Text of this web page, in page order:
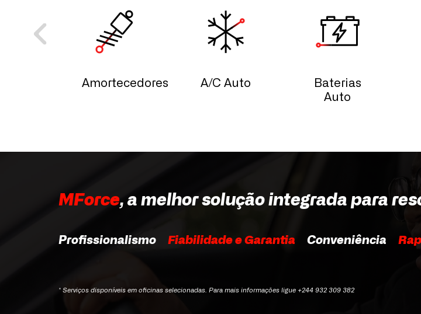
Amortecedores A/C Auto
Baterias
Auto
MForce, a melhor solução integrada para
Profissionalismo Fiabilidade e GarantiaConveniência
* Serviços disponíveis em oficinas selecionadas. Para mais informações ligue +244 932 309 382